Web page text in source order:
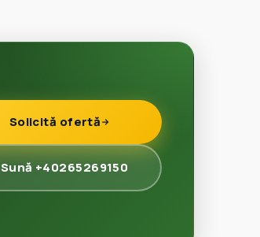
Solicită ofertă
Sună +40265269150